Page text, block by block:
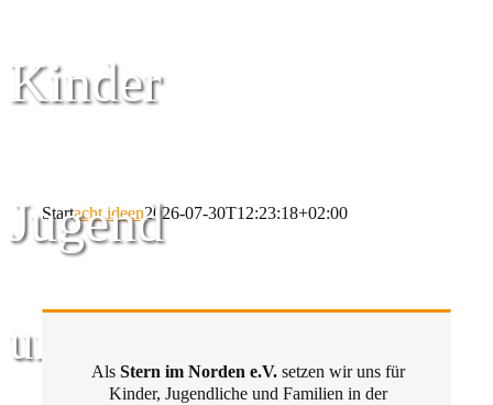
Kinder
Jugend
und Familie
Startacht ideen2026-07-30T12:23:18+02:00
Als Stern im Norden e.V. setzen wir uns für
Kinder, Jugendliche und Familien in der